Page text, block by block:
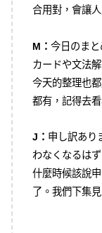
合用對，會讓
M： 今日のま
カードや文法
今天的整理也
都有，記得去看
J： 申し訳あり
わなくなるは
什麼時候該說
了。我們下集見